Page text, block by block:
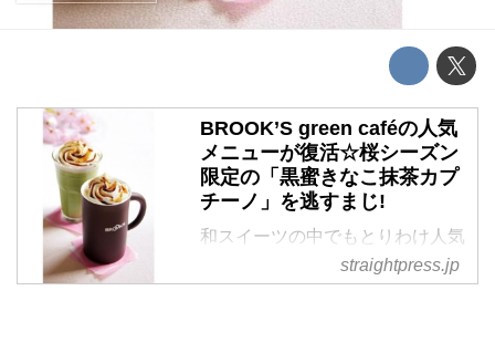
BROOK’S green caféの人気
メニューが復活☆桜シーズン
限定の「黒蜜きなこ抹茶カプ
チーノ」を逃すまじ!
和スイーツの中でもとりわけ人気
が高い “抹茶”“きなこ”“黒蜜”という
3つの食材を組み合わせた
straightpress.jp